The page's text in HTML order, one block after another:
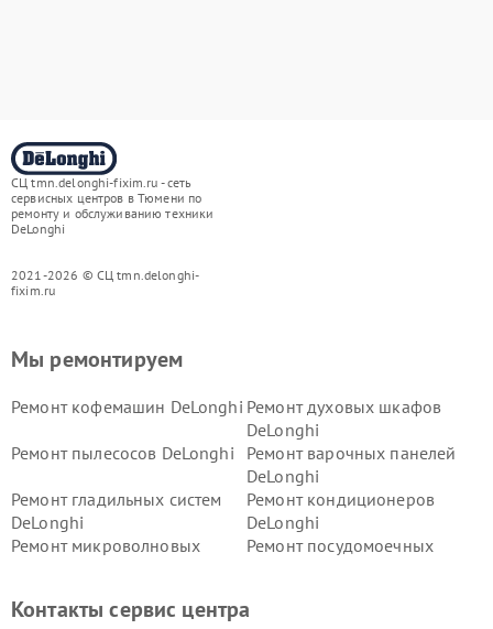
СЦ tmn.delonghi-fixim.ru - сеть
сервисных центров в Тюмени по
ремонту и обслуживанию техники
DeLonghi
2021-2026 © СЦ tmn.delonghi-
fixim.ru
Мы ремонтируем
Ремонт кофемашин DeLonghi Ремонт духовых шкафов
DeLonghi
Ремонт пылесосов DeLonghi
Ремонт варочных панелей
DeLonghi
Ремонт гладильных систем
DeLonghi
Ремонт кондиционеров
DeLonghi
Ремонт микроволновых
Ремонт посудомоечных
DeLonghi
DeLonghi
Контакты сервис центра